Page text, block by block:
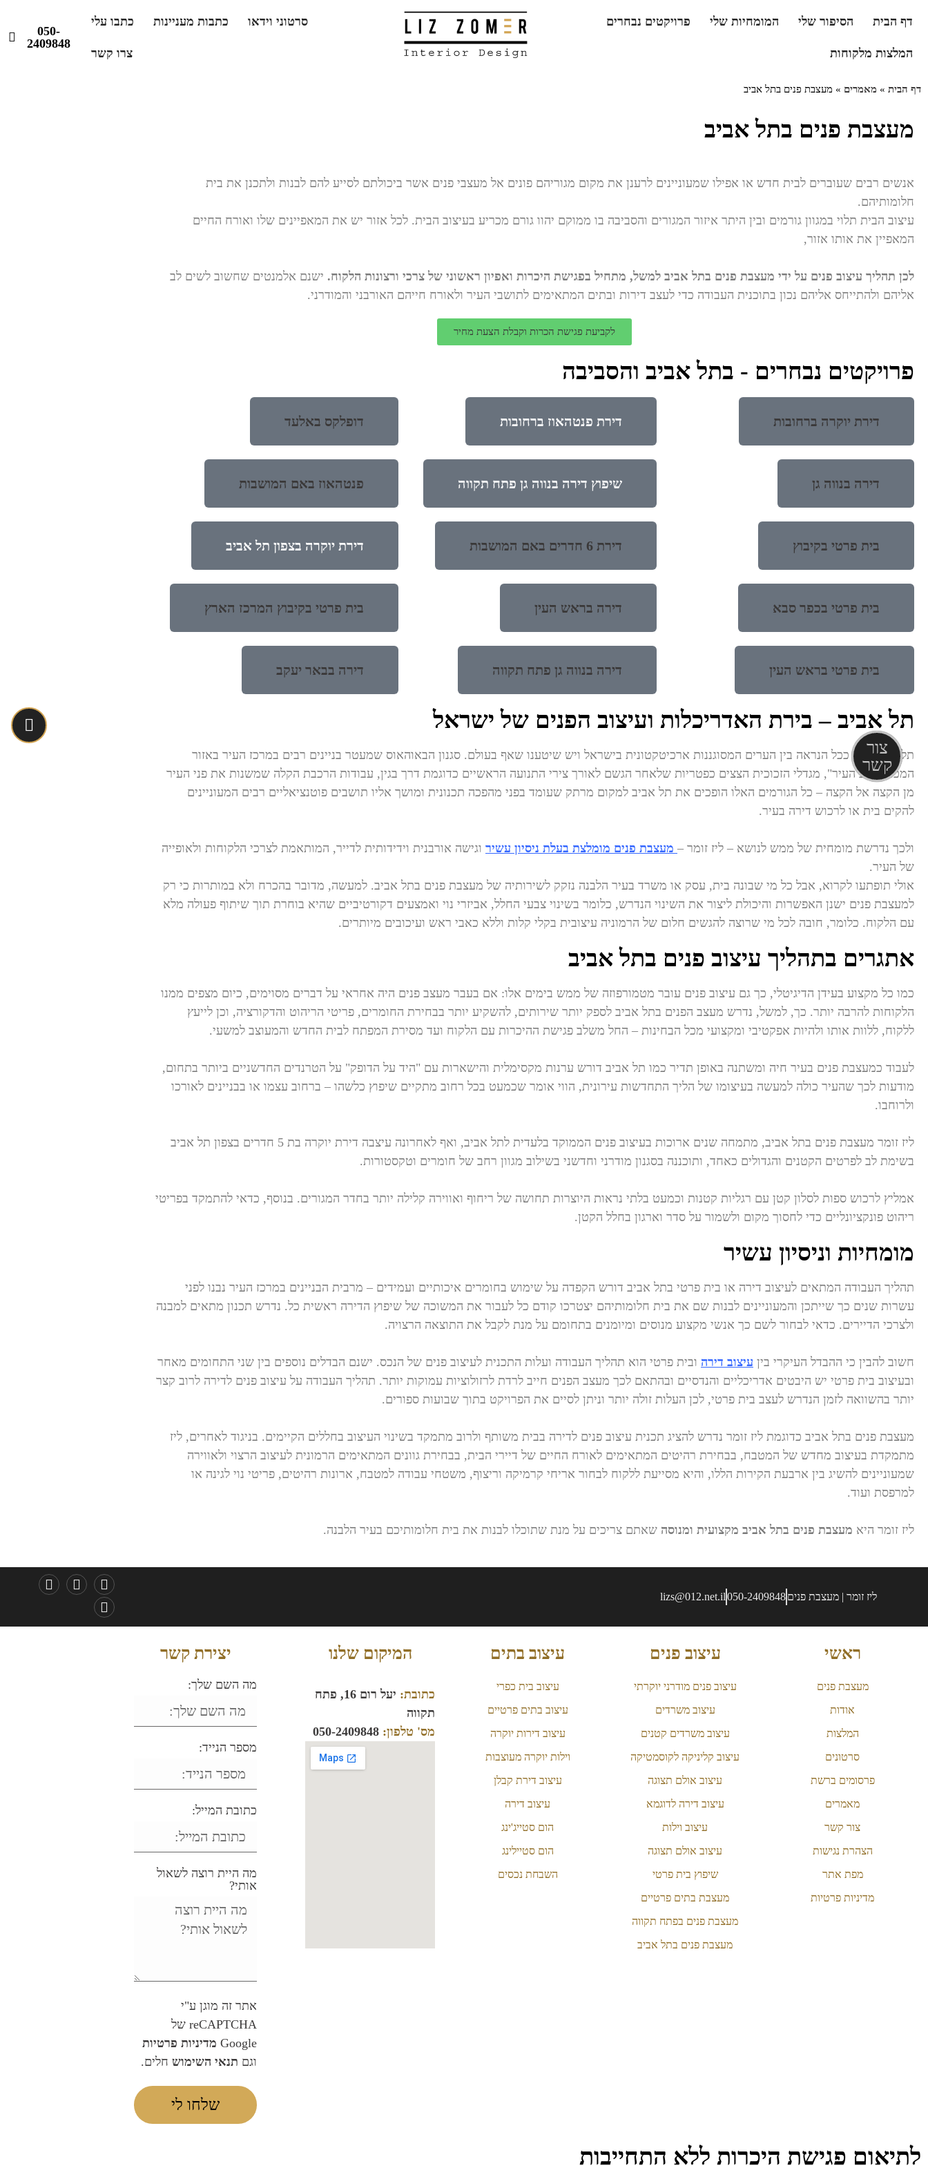
דף הבית הסיפור שלי המומחיות שלי פרויקטים נבחרים
המלצות מלקוחות
סרטוני וידאו כתבות מעניינות כתבו עלי
צרו קשר
050-
2409848
צור
קשר
דף הבית » מאמרים » מעצבת פנים בתל אביב
מעצבת פנים בתל אביב
אנשים רבים שעוברים לבית חדש או אפילו שמעוניינים לרענן את מקום מגוריהם פונים אל מעצבי פנים אשר ביכולתם לסייע להם לבנות ולתכנן את בית
חלומותיהם.
עיצוב הבית תלוי במגוון גורמים ובין היתר איזור המגורים והסביבה בו ממוקם יהוו גורם מכריע בעיצוב הבית. לכל אזור יש את המאפיינים שלו ואורח החיים
המאפיין את אותו אזור,
לכן תהליך עיצוב פנים על ידי מעצבת פנים בתל אביב למשל, מתחיל בפגישת היכרות ואפיון ראשוני של צרכי ורצונות הלקוח. ישנם אלמנטים שחשוב לשים לב
אליהם ולהתייחס אליהם נכון בתוכנית העבודה כדי לעצב דירות ובתים המתאימים לתושבי העיר ולאורח חייהם האורבני והמודרני.
לקביעת פגישת הכרות וקבלת הצעת מחיר
פרויקטים נבחרים - בתל אביב והסביבה
דירת יוקרה ברחובות
דירה בנווה גן
בית פרטי בקיבוץ
בית פרטי בכפר סבא
בית פרטי בראש העין
דירת פנטהאוז ברחובות
שיפוץ דירה בנווה גן פתח תקווה
דירת 6 חדרים באם המושבות
דירה בראש העין
דירה בנווה גן פתח תקווה
דופלקס באלעד
פנטהאוז באם המושבות
דירת יוקרה בצפון תל אביב
בית פרטי בקיבוץ המרכז הארץ
דירה בבאר יעקב
תל אביב – בירת האדריכלות ועיצוב הפנים של ישראל
תל אביב היא ככל הנראה בין הערים המסוגננות ארכיטקטונית בישראל ויש שיטענו שאף בעולם. סגנון הבאוהאוס שמעטר בניינים רבים במרכז העיר באזור
המכונה "לב העיר", מגדלי הזכוכית הצצים כפטריות שלאחר הגשם לאורך צירי התנועה הראשיים כדוגמת דרך בגין, עבודות הרכבת הקלה שמשנות את פני העיר
מן הקצה אל הקצה – כל הגורמים האלו הופכים את תל אביב למקום מרתק שעומד בפני מהפכה תכנונית ומושך אליו תושבים פוטנציאליים רבים המעוניינים
להקים בית או לרכוש דירה בעיר.
ולכך נדרשת מומחית של ממש לנושא – ליז זומר – מעצבת פנים מומלצת בעלת ניסיון עשיר וגישה אורבנית וידידותית לדייר, המותאמת לצרכי הלקוחות ולאופייה
של העיר.
אולי תופתעו לקרוא, אבל כל מי שבונה בית, עסק או משרד בעיר הלבנה נזקק לשירותיה של מעצבת פנים בתל אביב. למעשה, מדובר בהכרח ולא במותרות כי רק
למעצבת פנים ישנן האפשרות והיכולת ליצור את השינוי הנדרש, כלומר בשינוי צבעי החלל, אביזרי נוי ואמצעים דקורטיביים שהיא בוחרת תוך שיתוף פעולה מלא
עם הלקוח. כלומר, חובה לכל מי שרוצה להגשים חלום של הרמוניה עיצובית בקלי קלות וללא כאבי ראש ועיכובים מיותרים.
אתגרים בתהליך עיצוב פנים בתל אביב
כמו כל מקצוע בעידן הדיגיטלי, כך גם עיצוב פנים עובר מטמורפוזה של ממש בימים אלו: אם בעבר מעצב פנים היה אחראי על דברים מסוימים, כיום מצפים ממנו
הלקוחות להרבה יותר. כך, למשל, נדרש מעצב הפנים בתל אביב לספק יותר שירותים, להשקיע יותר בבחירת החומרים, פריטי הריהוט והדקורציה, וכן לייעץ
ללקוח, ללוות אותו ולהיות אפקטיבי ומקצועי מכל הבחינות – החל משלב פגישת ההיכרות עם הלקוח ועד מסירת המפתח לבית החדש והמעוצב למשעי.
לעבוד כמעצבת פנים בעיר חיה ומשתנה באופן תדיר כמו תל אביב דורש ערנות מקסימלית והישארות עם "היד על הדופק" על הטרנדים החדשניים ביותר בתחום,
מודעות לכך שהעיר כולה למעשה בעיצומו של הליך התחדשות עירונית, הווי אומר שכמעט בכל רחוב מתקיים שיפוץ כלשהו – ברחוב עצמו או בבניינים לאורכו
ולרוחבו.
ליז זומר מעצבת פנים בתל אביב, מתמחה שנים ארוכות בעיצוב פנים הממוקד בלעדית לתל אביב, ואף לאחרונה עיצבה דירת יוקרה בת 5 חדרים בצפון תל אביב
בשימת לב לפרטים הקטנים והגדולים כאחד, ותוכננה בסגנון מודרני וחדשני בשילוב מגוון רחב של חומרים וטקסטורות.
אמליץ לרכוש ספות לסלון קטן עם רגליות קטנות וכמעט בלתי נראות היוצרות תחושה של ריחוף ואווירה קלילה יותר בחדר המגורים. בנוסף, כדאי להתמקד בפריטי
ריהוט פונקציונליים כדי לחסוך מקום ולשמור על סדר וארגון בחלל הקטן.
מומחיות וניסיון עשיר
תהליך העבודה המתאים לעיצוב דירה או בית פרטי בתל אביב דורש הקפדה על שימוש בחומרים איכותיים ועמידים – מרבית הבניינים במרכז העיר נבנו לפני
עשרות שנים כך שייתכן והמעוניינים לבנות שם את בית חלומותיהם יצטרכו קודם כל לעבור את המשוכה של שיפוץ הדירה ראשית כל. נדרש תכנון מתאים למבנה
ולצרכי הדיירים. כדאי לבחור לשם כך אנשי מקצוע מנוסים ומיומנים בתחומם על מנת לקבל את התוצאה הרצויה.
חשוב להבין כי ההבדל העיקרי בין עיצוב דירה ובית פרטי הוא תהליך העבודה ועלות התכנית לעיצוב פנים של הנכס. ישנם הבדלים נוספים בין שני התחומים מאחר
ובעיצוב בית פרטי יש היבטים אדריכליים והנדסיים ובהתאם לכך מעצב הפנים חייב לרדת לרזולוציות עמוקות יותר. תהליך העבודה על עיצוב פנים לדירה לרוב קצר
יותר בהשוואה לזמן הנדרש לעצב בית פרטי, לכן העלות זולה יותר וניתן לסיים את הפרויקט בתוך שבועות ספורים.
מעצבת פנים בתל אביב כדוגמת ליז זומר נדרש להציג תכנית עיצוב פנים לדירה בבית משותף ולרוב מתמקד בשינוי העיצוב בחללים הקיימים. בניגוד לאחרים, ליז
מתמקדת בעיצוב מחדש של המטבח, בבחירת רהיטים המתאימים לאורח החיים של דיירי הבית, בבחירת גוונים המתאימים הרמונית לעיצוב הרצוי ולאווירה
שמעוניינים להשיג בין ארבעת הקירות הללו, והיא מסייעת ללקוח לבחור אריחי קרמיקה וריצוף, משטחי עבודה למטבח, ארונות רהיטים, פריטי נוי לגינה או
למרפסת ועוד.
ליז זומר היא מעצבת פנים בתל אביב מקצועית ומנוסה שאתם צריכים על מנת שתוכלו לבנות את בית חלומותיכם בעיר הלבנה.
ליז זומר | מעצבת פנים050-2409848
lizs@012.net.il
ראשי
מעצבת פנים
אודות
המלצות
סרטונים
פרסומים ברשת
מאמרים
צור קשר
הצהרת נגישות
מפת אתר
מדיניות פרטיות
עיצוב פנים
עיצוב פנים מודרני יוקרתי
עיצוב משרדים
עיצוב משרדים קטנים
עיצוב קליניקה לקוסמטיקה
עיצוב אולם תצוגה
עיצוב דירה לדוגמא
עיצוב וילות
עיצוב אולם תצוגה
שיפוץ בית פרטי
מעצבת בתים פרטיים
מעצבת פנים בפתח תקווה
מעצבת פנים בתל אביב
עיצוב בתים
עיצוב בית כפרי
עיצוב בתים פרטיים
עיצוב דירות יוקרה
וילות יוקרה מעוצבות
עיצוב דירת קבלן
עיצוב דירה
הום סטייג'ינג
הום סטיילינג
השבחת נכסים
המיקום שלנו
כתובת:
יעל רום 16, פתח
תקווה
מס' טלפון: 050-2409848
יצירת קשר
מה השם שלך:
מספר הנייד:
כתובת המייל:
מה היית רוצה לשאול
אותי?
אתר זה מוגן ע"י
reCAPTCHA של
Google מדיניות פרטיות
וגם תנאי השימוש חלים.
שלחו לי
לתיאום פגישת היכרות ללא התחייבות